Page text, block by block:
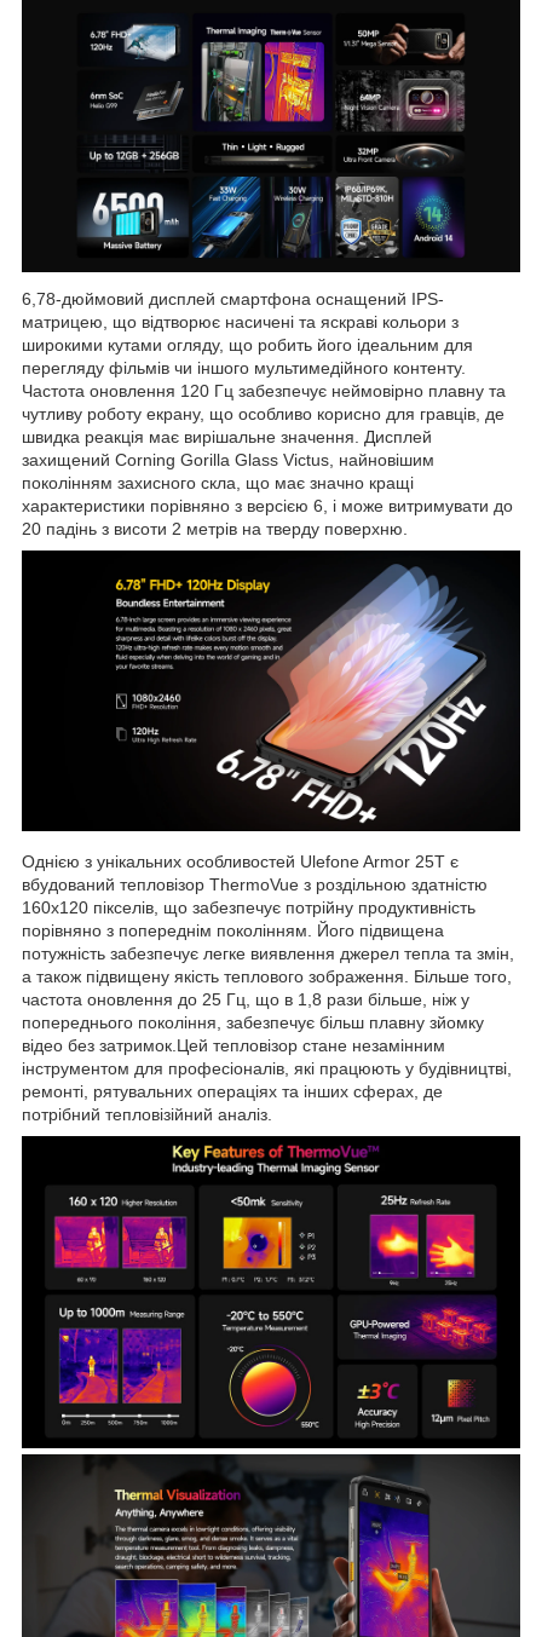
6,78-дюймовий дисплей смартфона оснащений IPS-
матрицею, що відтворює насичені та яскраві кольори з
широкими кутами огляду, що робить його ідеальним для
перегляду фільмів чи іншого мультимедійного контенту.
Частота оновлення 120 Гц забезпечує неймовірно плавну та
чутливу роботу екрану, що особливо корисно для гравців, де
швидка реакція має вирішальне значення. Дисплей
захищений Corning Gorilla Glass Victus, найновішим
поколінням захисного скла, що має значно кращі
характеристики порівняно з версією 6, і може витримувати до
20 падінь з висоти 2 метрів на тверду поверхню.
Однією з унікальних особливостей Ulefone Armor 25T є
вбудований тепловізор ThermoVue з роздільною здатністю
160x120 пікселів, що забезпечує потрійну продуктивність
порівняно з попереднім поколінням. Його підвищена
потужність забезпечує легке виявлення джерел тепла та змін,
а також підвищену якість теплового зображення. Більше того,
частота оновлення до 25 Гц, що в 1,8 рази більше, ніж у
попереднього покоління, забезпечує більш плавну зйомку
відео без затримок.Цей тепловізор стане незамінним
інструментом для професіоналів, які працюють у будівництві,
ремонті, рятувальних операціях та інших сферах, де
потрібний тепловізійний аналіз.